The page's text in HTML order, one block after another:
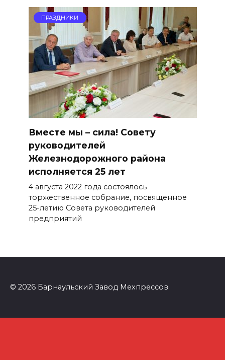
ПРАЗДНИКИ
Вместе мы – сила! Совету
руководителей
Железнодорожного района
исполняется 25 лет
4 августа 2022 года состоялось
торжественное собрание, посвященное
25-летию Совета руководителей
предприятий
© 2026 Барнаульский Завод Мехпрессов